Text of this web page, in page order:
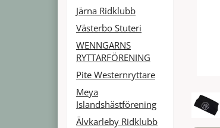
Järna Ridklubb
Västerbo Stuteri
WENNGARNS
RYTTARFÖRENING
Pite Westernryttare
Meya
Islandshästförening
Älvkarleby Ridklubb